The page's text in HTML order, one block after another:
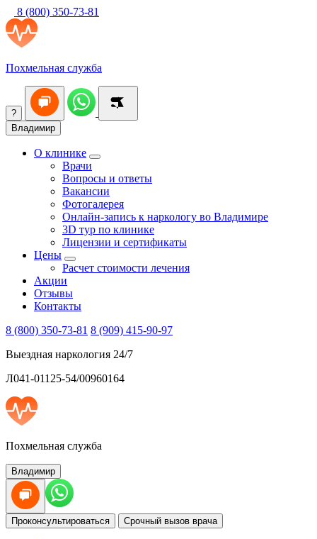
8 (800) 350-73-81
Похмельная служба
?
Владимир
О клинике
Врачи
Вопросы и ответы
Вакансии
Фотогалерея
Онлайн-запись к наркологу во Владимире
3D тур по клинике
Лицензии и сертификаты
Цены
Расчет стоимости лечения
Акции
Отзывы
Контакты
8 (800) 350-73-81 8 (909) 415-90-97
Выездная наркология 24/7
Л041-01125-54/00960164
Похмельная служба
Владимир
Проконсультироваться Срочный вызов врача